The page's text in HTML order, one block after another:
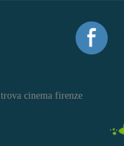
trova cinema firenze